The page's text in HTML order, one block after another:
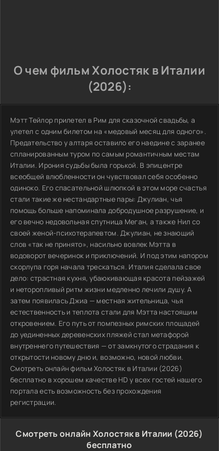
О чем фильм Холостяк в Италии
(2026):
Мэтт Тейлор прилетел в Рим для сказочной свадьбы, а
улетел с одним билетом на «медовый месяц для одного».
Предательство у алтаря оставило его наедине с заранее
спланированным туром по самым романтичным местам
Италии. Ирония судьбы была горькой. В эпицентре
всеобщей влюбленности он чувствовал себя особенно
одиноко. Его спасательной шлюпкой в этом море счастья
стали такие же нестандартные пары: Джулиан, чья
помощь больше напоминала добродушное разрушение, и
его вечно недовольная спутница Меган, а также Нил со
своей женой-психотерапевтом. Джулиан, не знающий
слов «так не принято», насильно вовлек Мэтта в
водоворот вечеринок и приключений. И под этим напором
скорлупа горя начала трескаться. Италия сделала свое
дело: страстная кухня, убаюкивающая красота пейзажей
и неторопливый ритм жизни медленно лечили душу. А
затем появилась Джиа — местная жительница, чья
естественность и теплота стали для Мэтта настоящим
откровением. Его путь от помпезных римских площадей
до уединенных деревенских пляжей стал метафорой
внутреннего путешествия — от замкнутого страдания к
открытости новому дню и, возможно, новой любви.
Смотреть онлайн фильм Холостяк в Италии (2026)
бесплатно в хорошем качестве HD у всех гостей нашего
портала есть возможность без прохождения
регистрации.
Смотреть онлайн Холостяк в Италии (2026)
бесплатно